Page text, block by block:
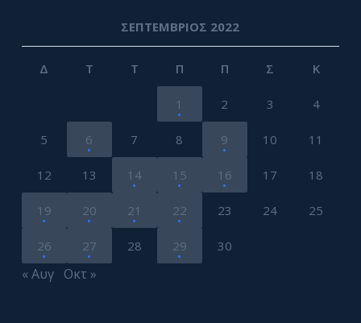
ΣΕΠΤΈΜΒΡΙΟΣ 2022
Δ Τ Τ Π Π Σ Κ
1 2 3 4
5 6 7 8 9 10 11
12 13 14 15 16 17 18
19 20 21 22 23 24 25
26 27 28 29 30
« Αυγ Οκτ »